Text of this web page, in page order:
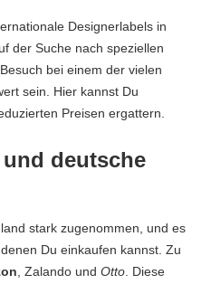
Designerlabels in
der Suche nach speziellen
bei einem der vielen
sein. Hier kannst Du
Preisen ergattern.
deutsche
stark zugenommen, und es
Du einkaufen kannst. Zu
, Zalando und Otto . Diese